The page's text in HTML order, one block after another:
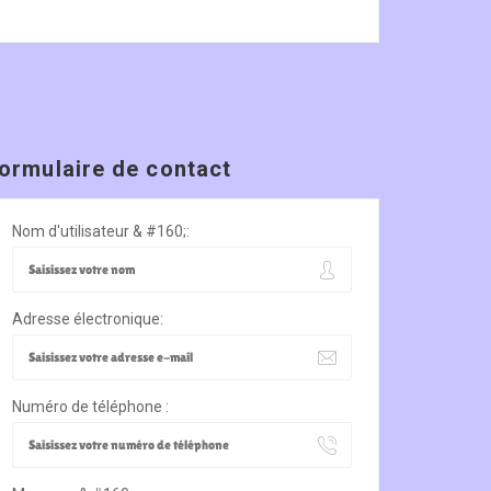
de contact
Nom d'utilisateur & #160;:
Adresse électronique:
Numéro de téléphone :